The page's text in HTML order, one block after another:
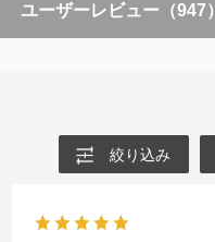
ユーザーレビュー （947）
絞り込み